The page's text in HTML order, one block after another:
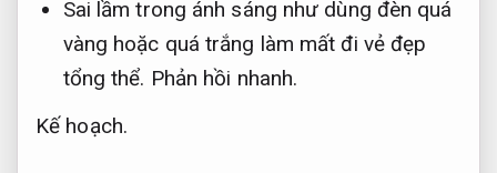
Sai lầm trong ánh sáng như dùng đèn quá
vàng hoặc quá trắng làm mất đi vẻ đẹp
tổng thể. Phản hồi nhanh.
Kế hoạch.